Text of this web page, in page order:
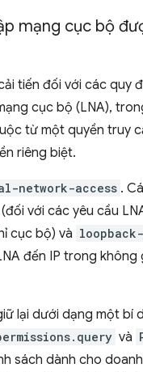
mạng cục bộ
tiến đối với các quy
cục bộ (LNA),
từ một quyền truy
riêng biệt.
network-access .
(đối với các yêu cầu
cục bộ) và
đến IP trong không
lại dưới dạng một bí
và
sách dành cho